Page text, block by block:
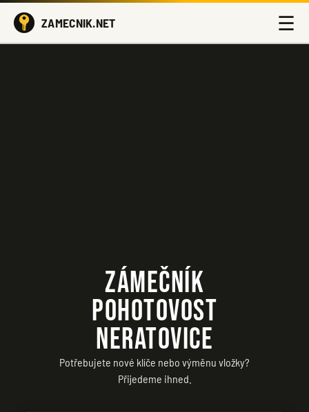
ZAMECNIK.NET ☰
ZÁMEČNÍK
POHOTOVOST
NERATOVICE
Potřebujete nové klíče nebo výměnu vložky?
Přijedeme ihned.